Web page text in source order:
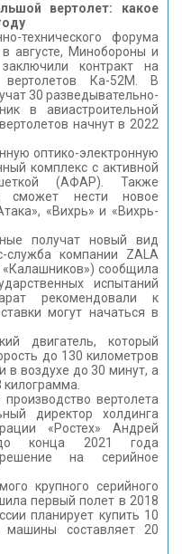
вертолет: какое
технического форума
августе, Минобороны и
контракт на
вертолетов Ка-52М. В
30 разведывательно-
в авиастроительной
начнут в 2022
оптико-электронную
комплекс с активной
(АФАР). Также
сможет нести новое
«Вихрь» и «Вихрь-
получат новый вид
служба компании ZALA
сообщила
испытаний
рекомендовали к
могут начаться в
двигатель, который
до 130 километров
в воздухе до 30 минут, а
килограмма.
вертолета
директор холдинга
«Ростех» Андрей
конца 2021 года
на серийное
крупного серийного
первый полет в 2018
планирует купить 10
машины составляет 20